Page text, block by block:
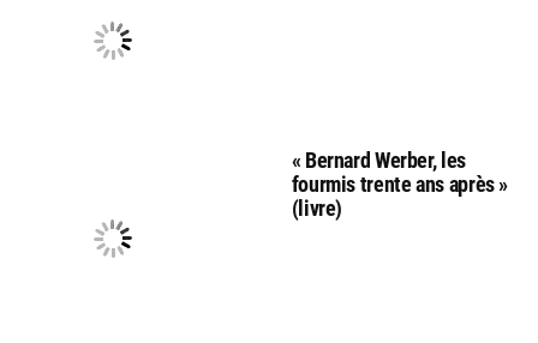
« Bernard Werber, les
fourmis trente ans après »
(livre)